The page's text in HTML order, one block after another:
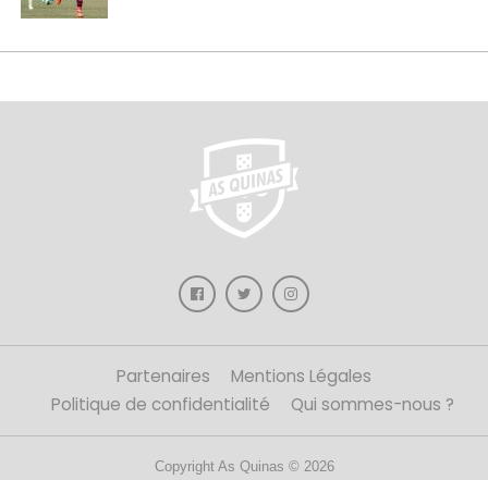
Partenaires
Mentions Légales
Politique de confidentialité
Qui sommes-nous ?
Copyright As Quinas © 2026